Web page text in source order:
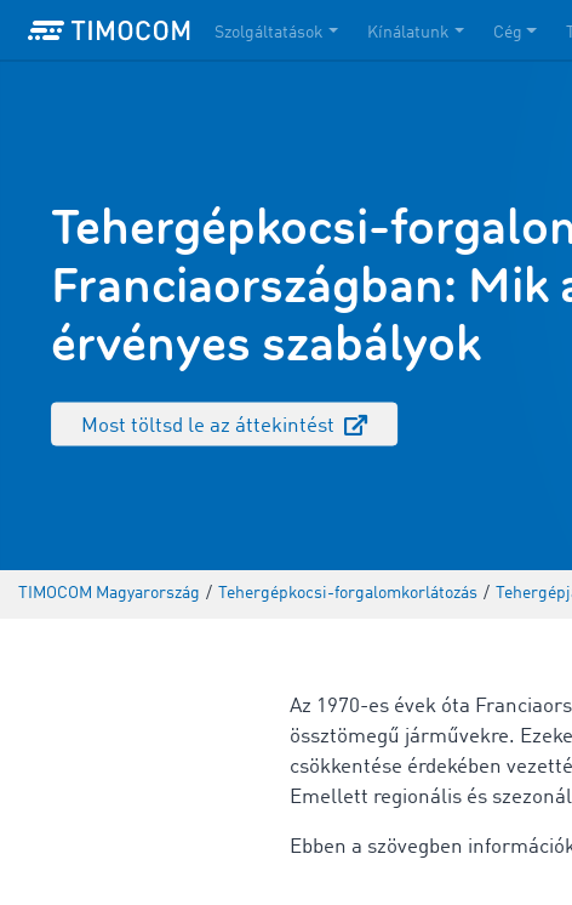
Szolgáltatások Kínálatunk Cég
Tehergépkocsi-
Franciaországban: Mik
érvényes szabályok
Most töltsd le az áttekintést
TIMOCOM Magyarország / Tehergépkocsi-forgalomkorlátozás /
Az 1970-es évek óta
össztömegű járművekre.
csökkentése érdekében
Emellett regionális és
Ebben a szövegben